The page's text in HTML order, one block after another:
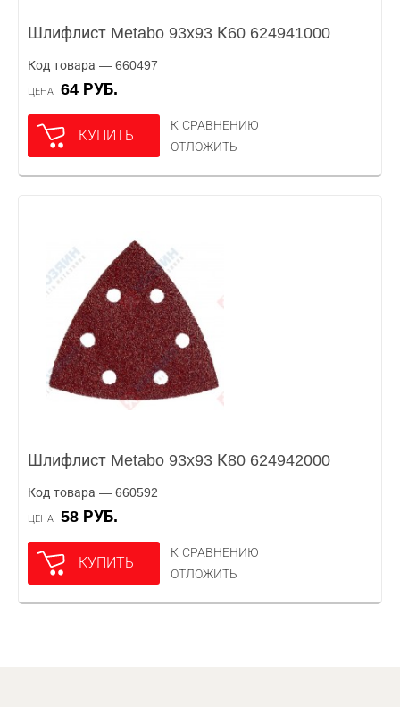
Шлифлист Metabo 93x93 К60 624941000
Код товара — 660497
ЦЕНА 64 РУБ.
КУПИТЬ
К СРАВНЕНИЮ
ОТЛОЖИТЬ
Шлифлист Metabo 93x93 К80 624942000
Код товара — 660592
ЦЕНА 58 РУБ.
КУПИТЬ
К СРАВНЕНИЮ
ОТЛОЖИТЬ